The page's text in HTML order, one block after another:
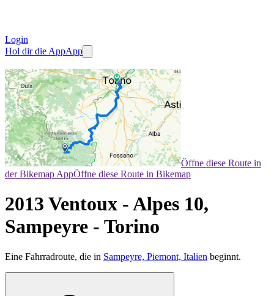
Login
Hol dir die AppApp
Öffne diese Route in
der Bikemap AppÖffne diese Route in Bikemap
2013 Ventoux - Alpes 10,
Sampeyre - Torino
Eine Fahrradroute, die in Sampeyre, Piemont, Italien beginnt.